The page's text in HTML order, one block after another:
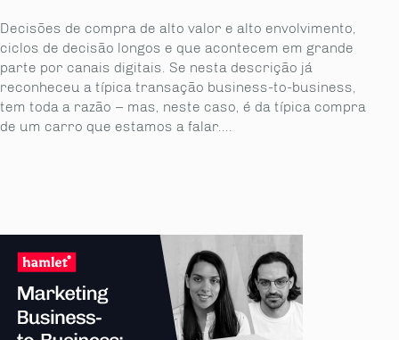
Decisões de compra de alto valor e alto envolvimento,
ciclos de decisão longos e que acontecem em grande
parte por canais digitais. Se nesta descrição já
reconheceu a típica transação business-to-business,
tem toda a razão – mas, neste caso, é da típica compra
de um carro que estamos a falar....